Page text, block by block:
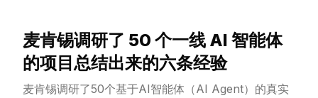
engine for enlightenment; your articles are crafted
not just to be understood, but to be pondered.
麦肯锡调研了 50 个一线 AI 智能体
的项目总结出来的六条经验
麦肯锡调研了50个基于AI智能体（AI Agent）的真实
View Article